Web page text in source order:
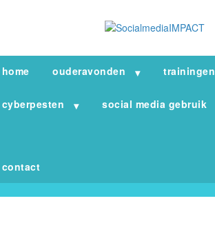
home ouderavonden trainingen
cyberpesten social media gebruik
contact